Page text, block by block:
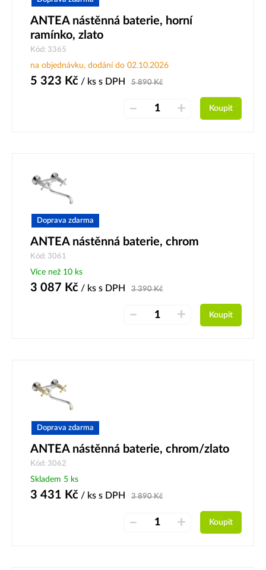
ANTEA nástěnná baterie, horní
ramínko, zlato
Kód: 3365
na objednávku, dodání do 02.10.2026
5 323 Kč / ks s DPH 5 890Kč
– + Koupit
Doprava zdarma
ANTEA nástěnná baterie, chrom
Kód: 3061
Více než 10 ks
3 087 Kč / ks s DPH 3 390Kč
– + Koupit
Doprava zdarma
ANTEA nástěnná baterie, chrom/zlato
Kód: 3062
Skladem 5 ks
3 431 Kč / ks s DPH 3 890Kč
– + Koupit